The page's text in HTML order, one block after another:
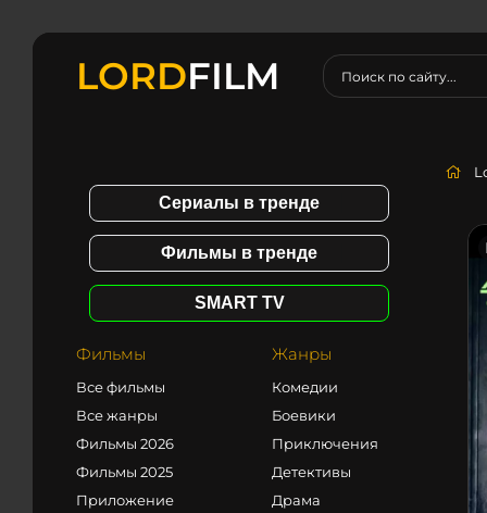
LORDFILM
Сериалы в тренде
Фильмы в тренде
SMART TV
Фильмы
Все фильмы
Все жанры
Фильмы 2026
Фильмы 2025
Приложение
Жанры
Комедии
Боевики
Приключения
Детективы
Драма